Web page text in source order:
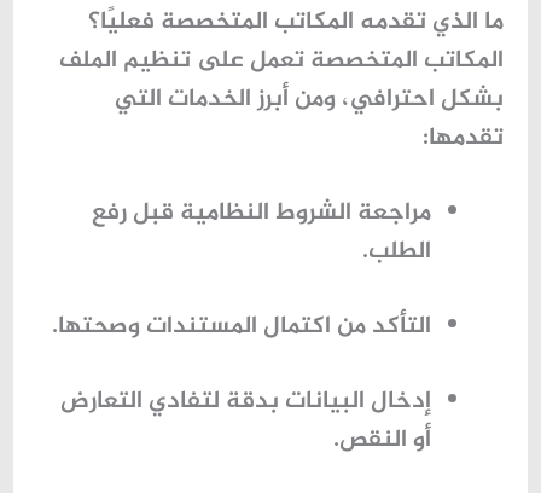
ما الذي تقدمه المكاتب المتخصصة فعليًا؟
المكاتب المتخصصة تعمل على تنظيم الملف
بشكل احترافي، ومن أبرز الخدمات التي
تقدمها:
مراجعة الشروط النظامية قبل رفع
الطلب.
التأكد من اكتمال المستندات وصحتها.
إدخال البيانات بدقة لتفادي التعارض
أو النقص.